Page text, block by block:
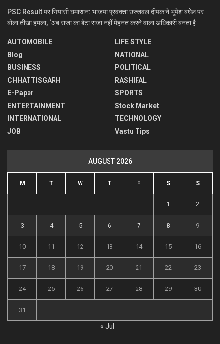
PSC Result पर सियासी घमासान: भाजपा प्रवक्ता उज्जवल दीपक ने भूपेश बघेल पर
बोला तीखा हमला, ‘अब राजा का बेटा राजा नहीं मेहनत करने वाला अधिकारी बनता है
AUTOMOBILE
Blog
BUSINESS
CHHATTISGARH
E-Paper
ENTERTAINMENT
INTERNATIONAL
JOB
LIFE STYLE
NATIONAL
POLITICAL
RASHIFAL
SPORTS
Stock Market
TECHNOLOGY
Vastu Tips
AUGUST 2026
M T W T F S S
1 2
3 4 5 6 7 8 9
10 11 12 13 14 15 16
17 18 19 20 21 22 23
24 25 26 27 28 29 30
31
« Jul